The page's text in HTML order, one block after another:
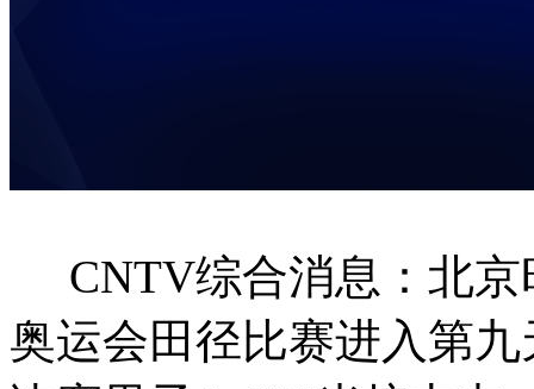
CNTV综合消息：北京
奥运会田径比赛进入第